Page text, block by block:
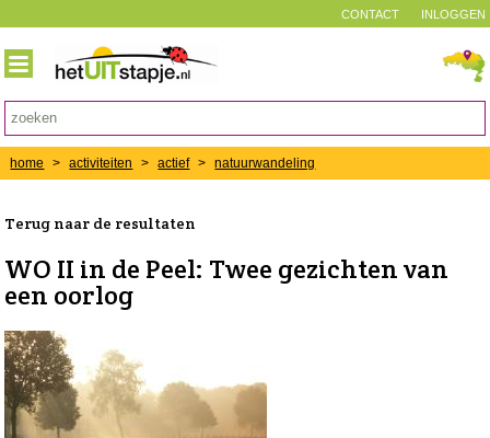
INLOGGEN
CONTACT
home > activiteiten > actief > natuurwandeling
Terug naar de resultaten
WO II in de Peel: Twee gezichten van
een oorlog